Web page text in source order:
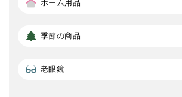
ホーム用品
季節の商品
老眼鏡